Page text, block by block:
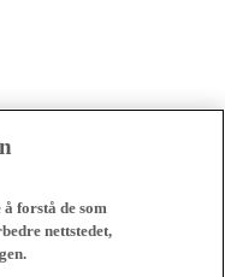
forstå de som
nettstedet,